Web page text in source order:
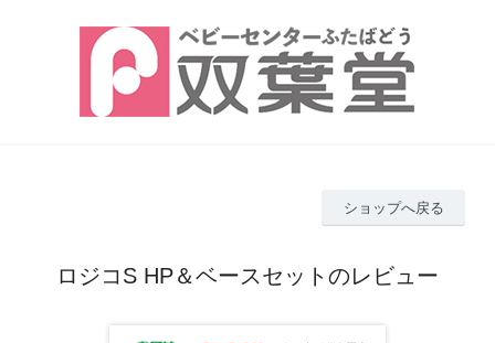
ショップへ戻る
ロジコS HP＆ベースセットのレビュー